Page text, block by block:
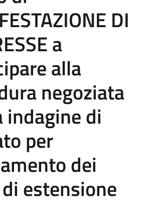
DI
a
alla
negoziata
indagine di
per
dei
estensione